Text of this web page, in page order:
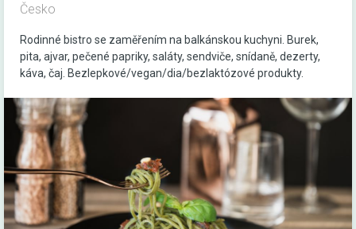
Česko
Rodinné bistro se zaměřením na balkánskou kuchyni. Burek,
pita, ajvar, pečené papriky, saláty, sendviče, snídaně, dezerty,
káva, čaj. Bezlepkové/vegan/dia/bezlaktózové produkty.